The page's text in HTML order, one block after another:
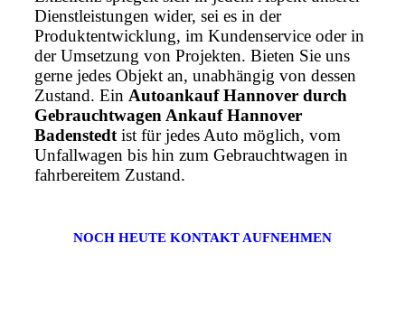
Dienstleistungen wider, sei es in der
Produktentwicklung, im Kundenservice oder in
der Umsetzung von Projekten. Bieten Sie uns
gerne jedes Objekt an, unabhängig von dessen
Zustand. Ein Autoankauf Hannover durch
Gebrauchtwagen Ankauf Hannover
Badenstedt ist für jedes Auto möglich, vom
Unfallwagen bis hin zum Gebrauchtwagen in
fahrbereitem Zustand.
NOCH HEUTE KONTAKT AUFNEHMEN